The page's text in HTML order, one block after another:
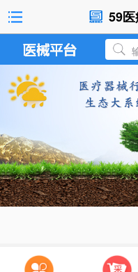
59
医疗器械分